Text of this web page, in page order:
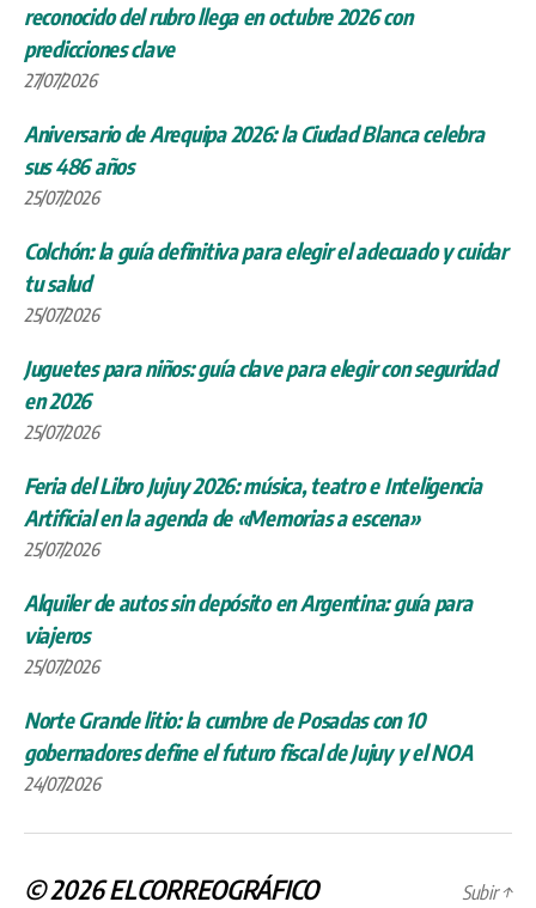
reconocido del rubro llega en octubre 2026 con
predicciones clave
27/07/2026
Aniversario de Arequipa 2026: la Ciudad Blanca celebra
sus 486 años
25/07/2026
Colchón: la guía definitiva para elegir el adecuado y cuidar
tu salud
25/07/2026
Juguetes para niños: guía clave para elegir con seguridad
en 2026
25/07/2026
Feria del Libro Jujuy 2026: música, teatro e Inteligencia
Artificial en la agenda de «Memorias a escena»
25/07/2026
Alquiler de autos sin depósito en Argentina: guía para
viajeros
25/07/2026
Norte Grande litio: la cumbre de Posadas con 10
gobernadores define el futuro fiscal de Jujuy y el NOA
24/07/2026
© 2026ELCORREOGRÁFICO Subir↑